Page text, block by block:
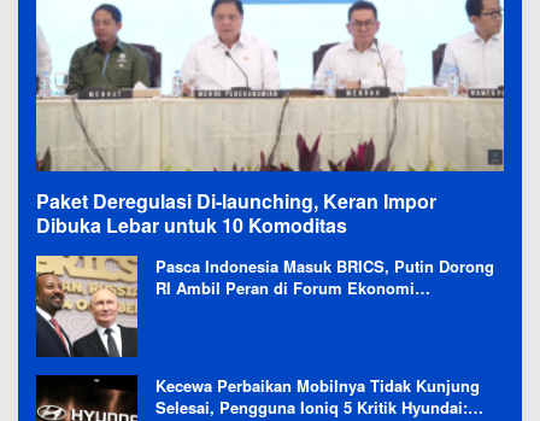
Paket Deregulasi Di-launching, Keran Impor
Dibuka Lebar untuk 10 Komoditas
Pasca Indonesia Masuk BRICS, Putin Dorong
RI Ambil Peran di Forum Ekonomi
Kecewa Perbaikan Mobilnya Tidak Kunjung
Selesai, Pengguna Ioniq 5 Kritik Hyundai: